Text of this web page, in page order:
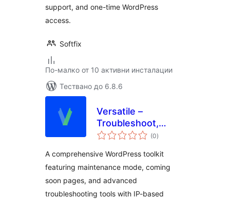
support, and one-time WordPress
access.
Softfix
По-малко от 10 активни инсталации
Тествано до 6.8.6
Versatile –
Troubleshoot,
Temporary Login,
Maintenance &
Comingsoon Mode
(0общо
оценки
)
A comprehensive WordPress toolkit
featuring maintenance mode, coming
soon pages, and advanced
troubleshooting tools with IP-based